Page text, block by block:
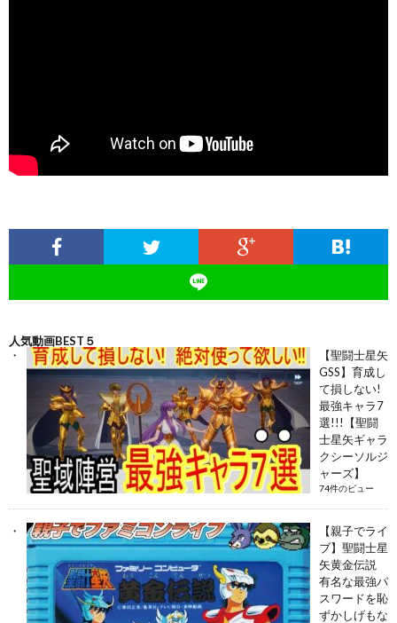
人気動画BEST５
【聖闘士星矢
GSS】育成し
て損しない!
最強キャラ7
選!!!【聖闘
士星矢ギャラ
クシーソルジ
ャーズ】
74件のビュー
【親子でライ
ブ】聖闘士星
矢黄金伝説
有名な最強パ
スワードを恥
ずかしげもな